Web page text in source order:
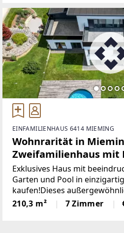
EINFAMILIENHAUS 6414 MIEMING
Wohnrarität in
Zweifamilienhaus mit
Panoramablick in
Exklusives Haus mit
Garten und Pool in
kaufen!Dieses
in begehrter Lage von
Gelegenheit für
210,3 m² 7 Zimmer